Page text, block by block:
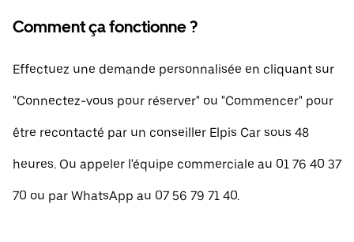
Comment ça fonctionne ?
Effectuez une demande personnalisée en cliquant sur
"Connectez-vous pour réserver" ou "Commencer" pour
être recontacté par un conseiller Elpis Car sous 48
heures. Ou appeler l'équipe commerciale au 01 76 40 37
70 ou par WhatsApp au 07 56 79 71 40.